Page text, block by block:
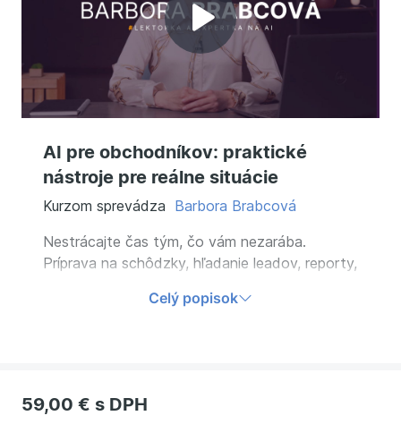
Prehrať
video
AI pre obchodníkov: praktické
nástroje pre reálne situácie
Kurzom sprevádza Barbora Brabcová
Nestrácajte čas tým, čo vám nezarába.
Príprava na schôdzky, hľadanie leadov, reporty,
AI. Rýchlejšie a efektívnejšie. Viac priestoru na
Celý popisok
59,00 € s DPH